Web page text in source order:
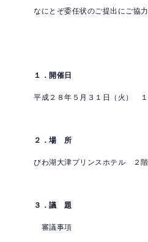
なにとぞ委任状のご提出にご協
１．開催日
平成２８年５月３１日（火）
２．場 所
びわ湖大津プリンスホテル ２
３．議 題
審議事項